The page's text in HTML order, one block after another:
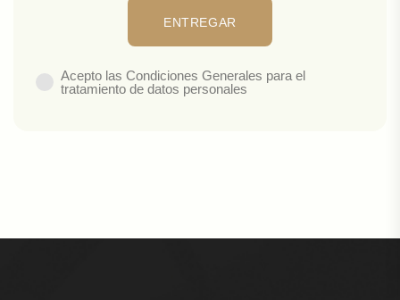
Acepto las Condiciones Generales para el
tratamiento de datos personales